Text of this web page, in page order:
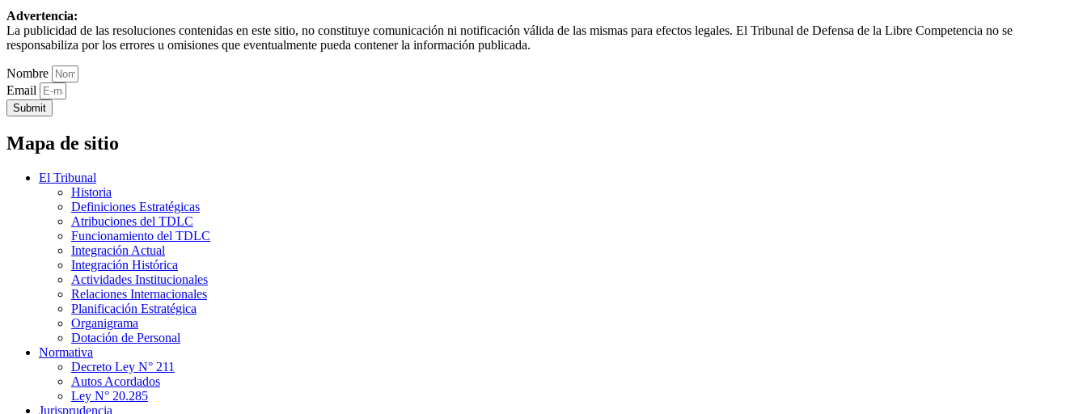
Advertencia:
La publicidad de las resoluciones contenidas en este sitio, no constituye comunicación ni notificación válida de las mismas para efectos legales. El Tribunal de Defensa de la Libre Competencia no se
responsabiliza por los errores u omisiones que eventualmente pueda contener la información publicada.
Nombre
Email
Submit
Mapa de sitio
El Tribunal
Historia
Definiciones Estratégicas
Atribuciones del TDLC
Funcionamiento del TDLC
Integración Actual
Integración Histórica
Actividades Institucionales
Relaciones Internacionales
Planificación Estratégica
Organigrama
Dotación de Personal
Normativa
Decreto Ley N° 211
Autos Acordados
Ley N° 20.285
Jurisprudencia